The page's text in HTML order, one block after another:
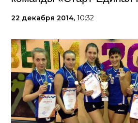
22 декабря 2014, 10:32